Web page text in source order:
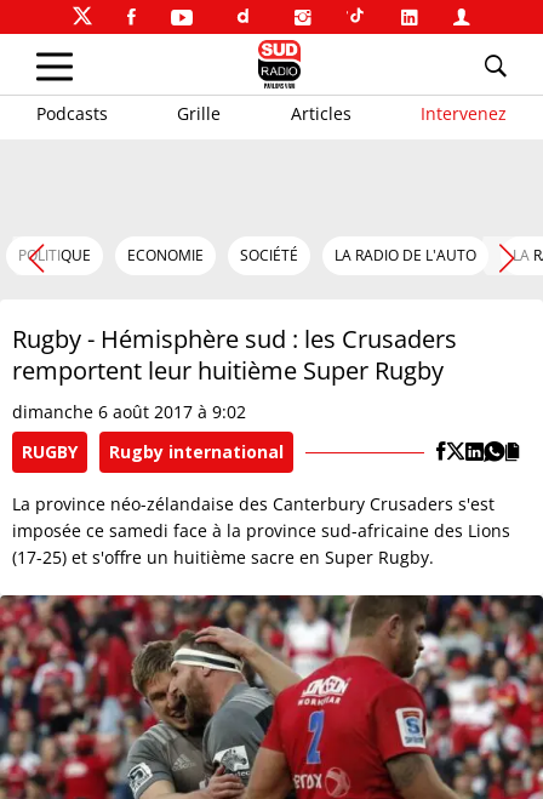
Podcasts Grille Articles Intervenez
POLITIQUE ECONOMIE SOCIÉTÉ LA RADIO DE L'AUTO LA
Rugby - Hémisphère sud : les Crusaders
remportent leur huitième Super Rugby
dimanche 6 août 2017 à 9:02
RUGBY
Rugby international
La province néo-zélandaise des Canterbury Crusaders s'est
imposée ce samedi face à la province sud-africaine des Lions
(17-25) et s'offre un huitième sacre en Super Rugby.